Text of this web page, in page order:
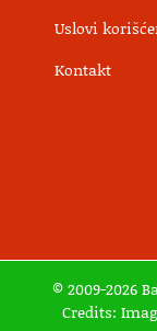
Uslovi
Kontakt
© 2009-2026
Credits: